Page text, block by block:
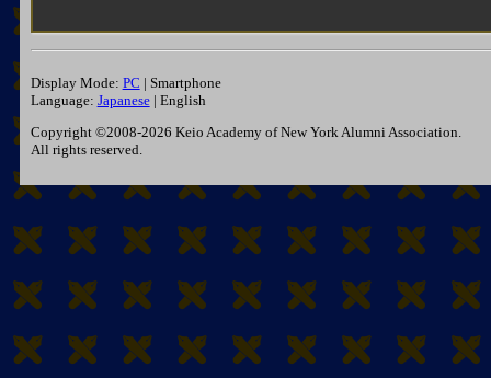
Display Mode: PC | Smartphone
Language: Japanese| English
Copyright ©2008-2026 Keio Academy of New York Alumni Association.
All rights reserved.